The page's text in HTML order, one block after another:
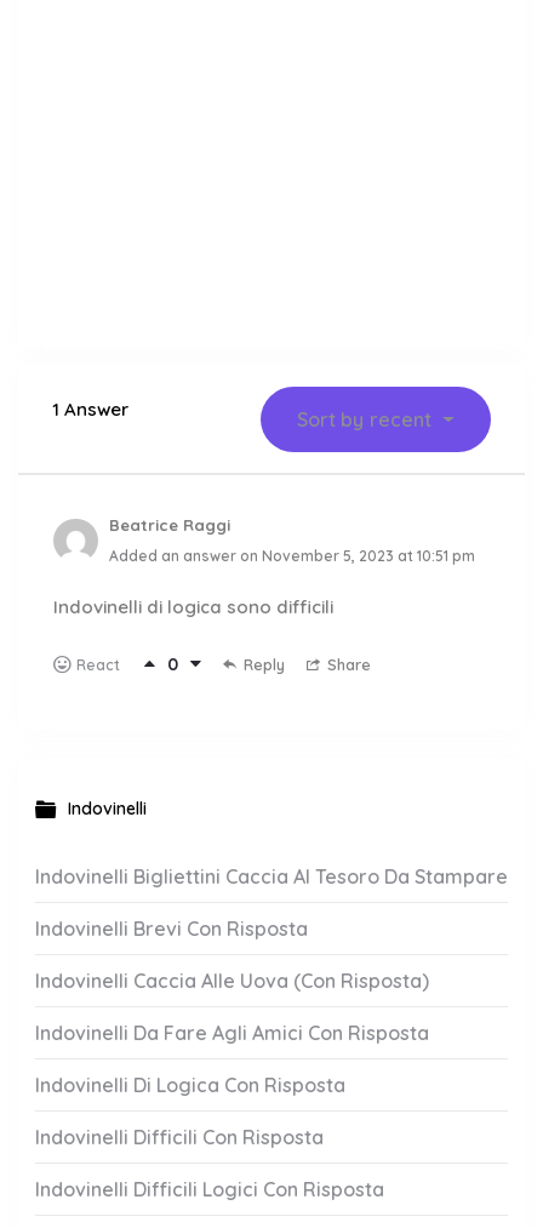
1 Answer Sort by recent
Beatrice Raggi
Added an answer on November 5, 2023 at 10:51 pm
Indovinelli di logica sono difficili
React 0 Reply Share
Indovinelli
Indovinelli Bigliettini Caccia Al Tesoro Da Stampare
Indovinelli Brevi Con Risposta
Indovinelli Caccia Alle Uova (Con Risposta)
Indovinelli Da Fare Agli Amici Con Risposta
Indovinelli Di Logica Con Risposta
Indovinelli Difficili Con Risposta
Indovinelli Difficili Logici Con Risposta